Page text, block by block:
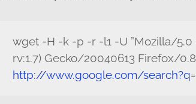
wget -H -k -p -r -l1 -U ”Mozilla/5.0
rv:1.7) Gecko/20040613 Firefox/
http://www.google.com/